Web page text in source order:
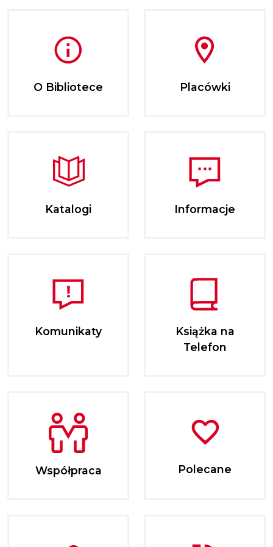
O Bibliotece Placówki
Katalogi Informacje
Komunikaty
Książka na
Telefon
Współpraca Polecane